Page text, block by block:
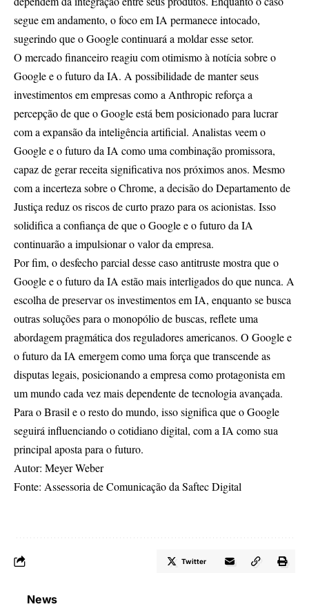
segue em andamento, o foco em IA permanece intocado,
sugerindo que o Google continuará a moldar esse setor.
O mercado financeiro reagiu com otimismo à notícia sobre o
Google e o futuro da IA. A possibilidade de manter seus
investimentos em empresas como a Anthropic reforça a
percepção de que o Google está bem posicionado para lucrar
com a expansão da inteligência artificial. Analistas veem o
Google e o futuro da IA como uma combinação promissora,
capaz de gerar receita significativa nos próximos anos. Mesmo
com a incerteza sobre o Chrome, a decisão do Departamento de
Justiça reduz os riscos de curto prazo para os acionistas. Isso
solidifica a confiança de que o Google e o futuro da IA
continuarão a impulsionar o valor da empresa.
Por fim, o desfecho parcial desse caso antitruste mostra que o
Google e o futuro da IA estão mais interligados do que nunca. A
escolha de preservar os investimentos em IA, enquanto se busca
outras soluções para o monopólio de buscas, reflete uma
abordagem pragmática dos reguladores americanos. O Google e
o futuro da IA emergem como uma força que transcende as
disputas legais, posicionando a empresa como protagonista em
um mundo cada vez mais dependente de tecnologia avançada.
Para o Brasil e o resto do mundo, isso significa que o Google
seguirá influenciando o cotidiano digital, com a IA como sua
principal aposta para o futuro.
Autor: Meyer Weber
Fonte: Assessoria de Comunicação da Saftec Digital
Twitter
News